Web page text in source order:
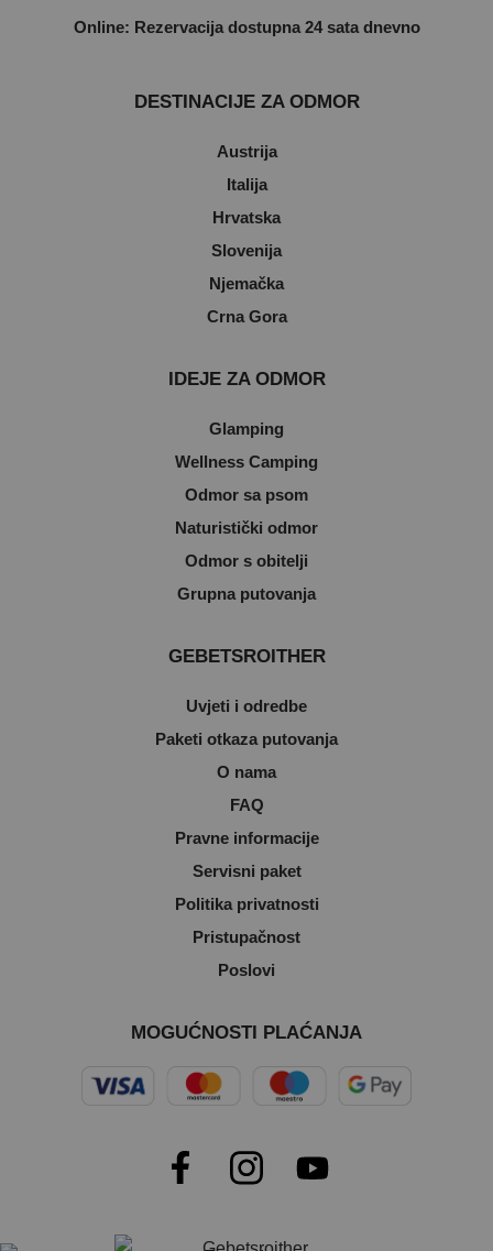
Online: Rezervacija dostupna 24 sata dnevno
DESTINACIJE ZA ODMOR
Austrija
Italija
Hrvatska
Slovenija
Njemačka
Crna Gora
IDEJE ZA ODMOR
Glamping
Wellness Camping
Odmor sa psom
Naturistički odmor
Odmor s obitelji
Grupna putovanja
GEBETSROITHER
Uvjeti i odredbe
Paketi otkaza putovanja
O nama
FAQ
Pravne informacije
Servisni paket
Politika privatnosti
Pristupačnost
Poslovi
MOGUĆNOSTI PLAĆANJA